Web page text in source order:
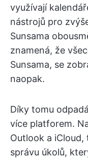
využívají
nástrojů pro
Sunsama
znamená, že
Sunsama, se
naopak.
Díky tomu
více platforem.
Outlook a iCloud,
správu úkolů,